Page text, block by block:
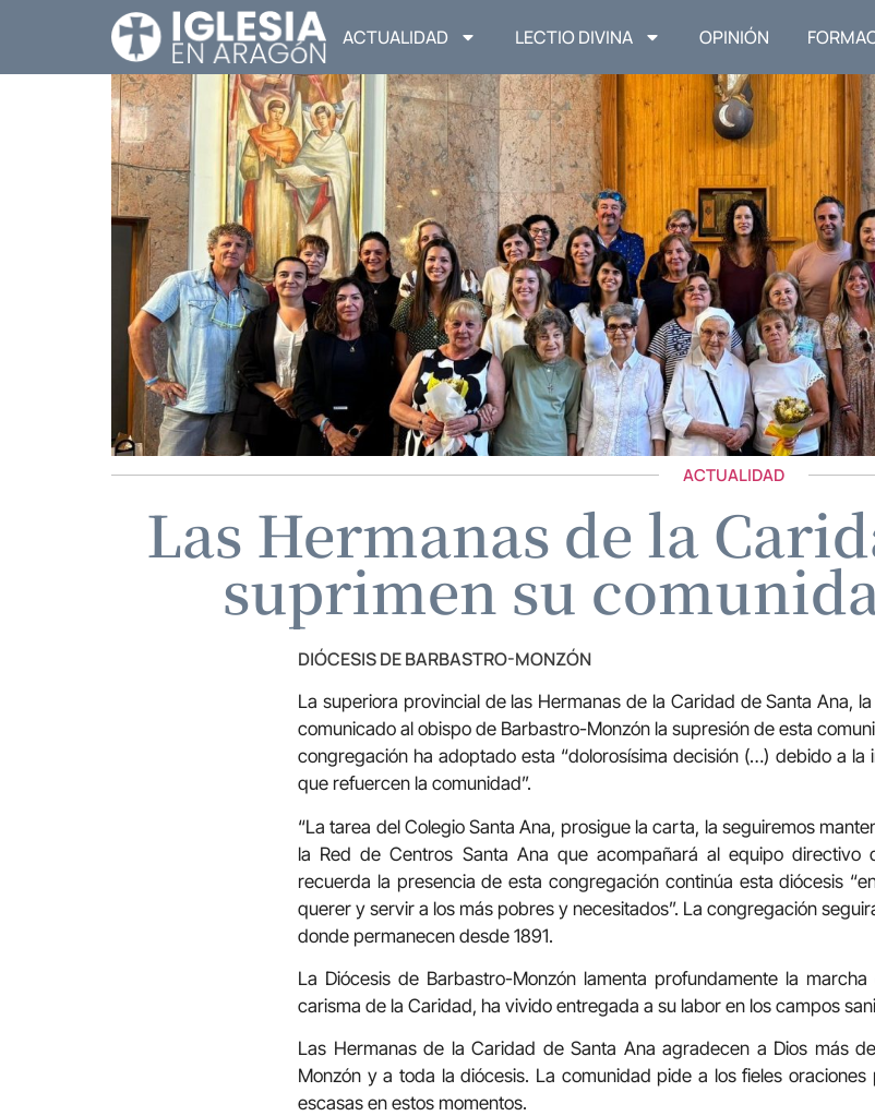
ACTUALIDAD LECTIO DIVINA OPINIÓN
ACTUALIDAD
Las Hermanas de la
suprimen su
DIÓCESIS DE BARBASTRO-MONZÓN
La superiora provincial de las Hermanas de la Caridad de Santa Ana,
comunicado al obispo de Barbastro-Monzón la supresión de esta
congregación ha adoptado esta “dolorosísima decisión (…) debido a
que refuercen la comunidad”.
“La tarea del Colegio Santa Ana, prosigue la carta, la seguiremos
la Red de Centros Santa Ana que acompañará al equipo directivo
recuerda la presencia de esta congregación continúa esta diócesis
querer y servir a los más pobres y necesitados”. La congregación
donde permanecen desde 1891.
La Diócesis de Barbastro-Monzón lamenta profundamente la
carisma de la Caridad, ha vivido entregada a su labor en los campos
Las Hermanas de la Caridad de Santa Ana agradecen a Dios más
Monzón y a toda la diócesis. La comunidad pide a los fieles
escasas en estos momentos.